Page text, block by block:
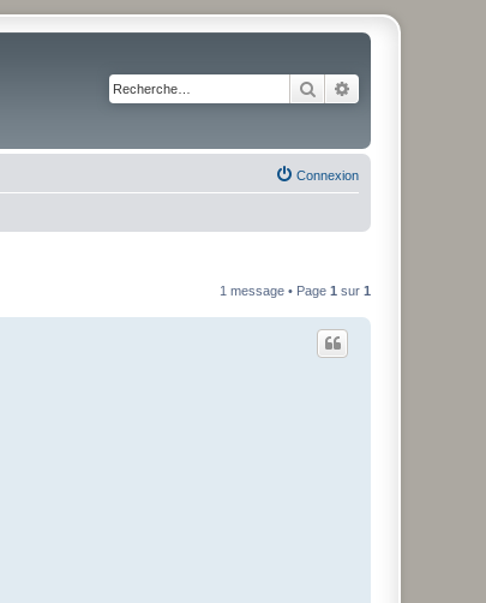
Rechercher
Connexion
1 message • Page 1 sur 1